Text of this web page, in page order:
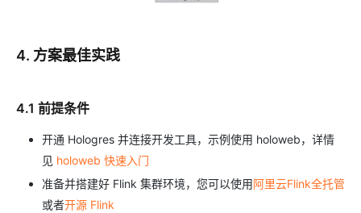
4. 方案最佳实践
4.1 前提条件
开通 Hologres 并连接开发工具，示例使用 holoweb，详情
见 holoweb 快速入门
准备并搭建好 Flink 集群环境，您可以使用阿里云Flink全托管
或者开源 Flink